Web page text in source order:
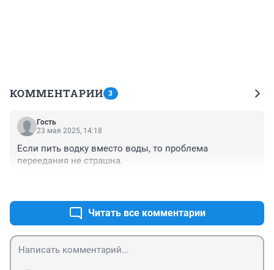
КОММЕНТАРИИ 3
Гость
23 мая 2025, 14:18
Если пить водку вместо воды, то проблема
переедания не страшна.
Читать все комментарии